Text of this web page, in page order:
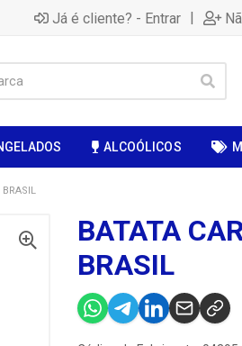
Já é cliente? - Entrar |
ALCOÓLICOS
BRASIL
BATATA
BRASIL